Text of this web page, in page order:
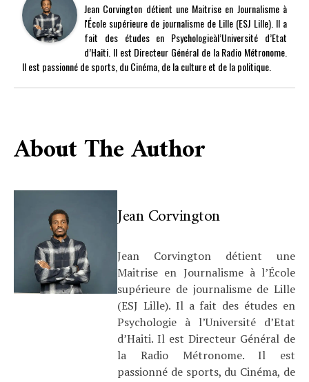
Jean Corvington détient une Maitrise en Journalisme à
l'École supérieure de journalisme de Lille (ESJ Lille). Il a
fait des études en Psychologieàl’Université d’Etat
d’Haiti. Il est Directeur Général de la Radio Métronome.
Il est passionné de sports, du Cinéma, de la culture et de la politique.
About The Author
Jean Corvington
Jean Corvington détient une
Maitrise en Journalisme à l’École
supérieure de journalisme de Lille
(ESJ Lille). Il a fait des études en
Psychologie à l’Université d’Etat
d’Haiti. Il est Directeur Général de
la Radio Métronome. Il est
passionné de sports, du Cinéma, de